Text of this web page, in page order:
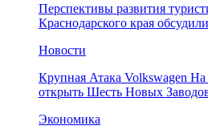
Перспективы развития
Краснодарского края
Новости
Крупная Атака Volkswagen На
открыть Шесть Новых
Экономика